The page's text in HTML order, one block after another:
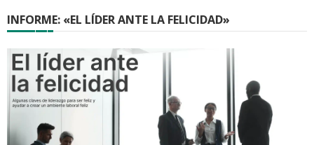
INFORME: «EL LÍDER ANTE LA FELICIDAD»